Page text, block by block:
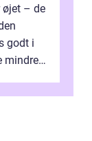
øjet – de
godt i
mindre